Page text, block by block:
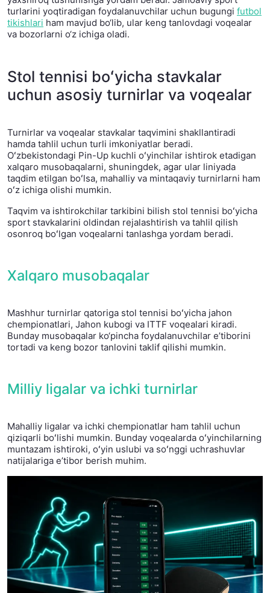
turlarini yoqtiradigan foydalanuvchilar uchun bugungi futbol
tikishlari ham mavjud bo‘lib, ular keng tanlovdagi voqealar
va bozorlarni o‘z ichiga oladi.
Stol tennisi boʻyicha stavkalar
uchun asosiy turnirlar va voqealar
Turnirlar va voqealar stavkalar taqvimini shakllantiradi
hamda tahlil uchun turli imkoniyatlar beradi.
Oʻzbekistondagi Pin-Up kuchli oʻyinchilar ishtirok etadigan
xalqaro musobaqalarni, shuningdek, agar ular liniyada
taqdim etilgan boʻlsa, mahalliy va mintaqaviy turnirlarni ham
oʻz ichiga olishi mumkin.
Taqvim va ishtirokchilar tarkibini bilish stol tennisi boʻyicha
sport stavkalarini oldindan rejalashtirish va tahlil qilish
osonroq boʻlgan voqealarni tanlashga yordam beradi.
Xalqaro musobaqalar
Mashhur turnirlar qatoriga stol tennisi boʻyicha jahon
chempionatlari, Jahon kubogi va ITTF voqealari kiradi.
Bunday musobaqalar ko‘pincha foydalanuvchilar eʼtiborini
tortadi va keng bozor tanlovini taklif qilishi mumkin.
Milliy ligalar va ichki turnirlar
Mahalliy ligalar va ichki chempionatlar ham tahlil uchun
qiziqarli boʻlishi mumkin. Bunday voqealarda oʻyinchilarning
muntazam ishtiroki, oʻyin uslubi va soʻnggi uchrashuvlar
natijalariga eʼtibor berish muhim.